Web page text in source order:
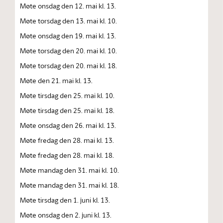
Møte onsdag den 12. mai kl. 13.
Møte torsdag den 13. mai kl. 10.
Møte onsdag den 19. mai kl. 13.
Møte torsdag den 20. mai kl. 10.
Møte torsdag den 20. mai kl. 18.
Møte den 21. mai kl. 13.
Møte tirsdag den 25. mai kl. 10.
Møte tirsdag den 25. mai kl. 18.
Møte onsdag den 26. mai kl. 13.
Møte fredag den 28. mai kl. 13.
Møte fredag den 28. mai kl. 18.
Møte mandag den 31. mai kl. 10.
Møte mandag den 31. mai kl. 18.
Møte tirsdag den 1. juni kl. 13.
Møte onsdag den 2. juni kl. 13.